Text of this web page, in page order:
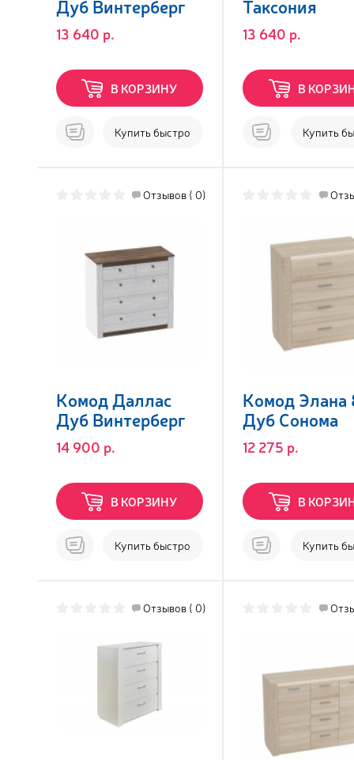
Дуб Винтерберг
13 640 р.
В КОРЗИНУ
Купить быстро
Таксония
13 640 р.
В
Купить
Отзывов ( 0)
Комод Даллас
Дуб Винтерберг
14 900 р.
В КОРЗИНУ
Купить быстро
Комод Элана
Дуб Сонома
12 275 р.
В
Купить
Отзывов ( 0)